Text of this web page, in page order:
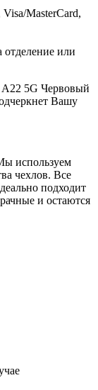
MasterCard,
или
A22 5G Червовый
Вашу
используем
чехлов. Все
подходит
и остаются